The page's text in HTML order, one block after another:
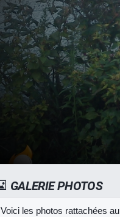
GALERIE PHOTOS
Voici les photos rattachées au